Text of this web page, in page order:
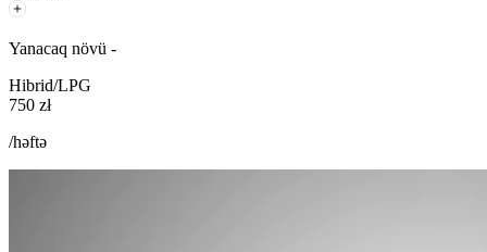
Yanacaq növü -
Hibrid/LPG
750 zł
/həftə